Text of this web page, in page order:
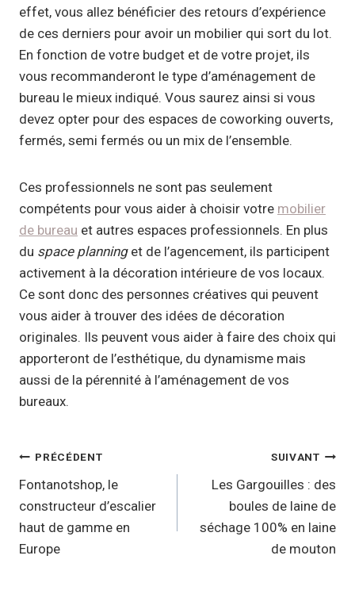
effet, vous allez bénéficier des retours d’expérience
de ces derniers pour avoir un mobilier qui sort du lot.
En fonction de votre budget et de votre projet, ils
vous recommanderont le type d’aménagement de
bureau le mieux indiqué. Vous saurez ainsi si vous
devez opter pour des espaces de coworking ouverts,
fermés, semi fermés ou un mix de l’ensemble.
Ces professionnels ne sont pas seulement
compétents pour vous aider à choisir votre mobilier
de bureau et autres espaces professionnels. En plus
du space planninget de l’agencement, ils participent
activement à la décoration intérieure de vos locaux.
Ce sont donc des personnes créatives qui peuvent
vous aider à trouver des idées de décoration
originales. Ils peuvent vous aider à faire des choix qui
apporteront de l’esthétique, du dynamisme mais
aussi de la pérennité à l’aménagement de vos
bureaux.
Navigation
de
l’article
PRÉCÉDENT
Fontanotshop, le
constructeur d’escalier
haut de gamme en
Europe
SUIVANT
Les Gargouilles : des
boules de laine de
séchage 100% en laine
de mouton